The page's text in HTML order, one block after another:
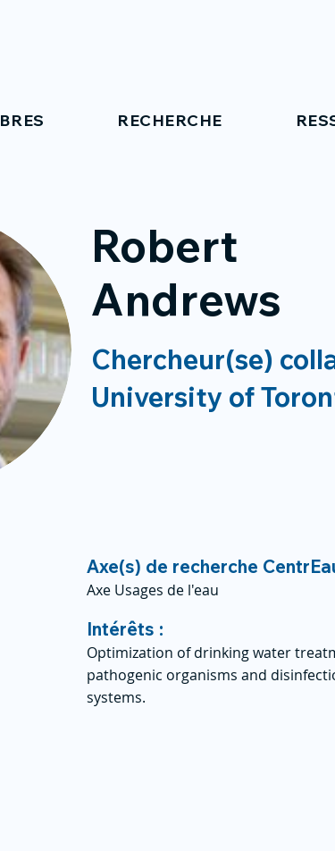
RECHERCHE
Robert
Andrews
Chercheur(se)
University of
Axe(s) de recherche
Axe Usages de l'eau
Intérêts :
Optimization of drinking water
pathogenic organisms and
systems.